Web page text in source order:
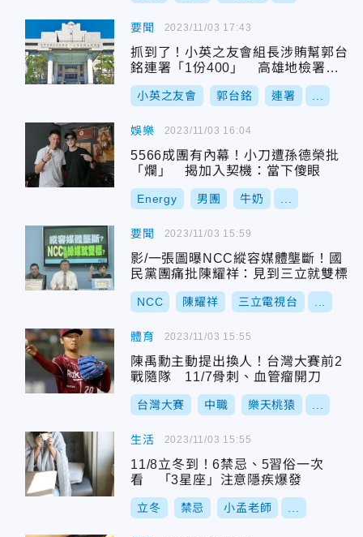
要聞
抓到了！小英之友會組長涉賄幫郭台
銘連署「1份400」 高雄地檢署聲
請羈押獲准
小英之友會 郭台銘 連署
2023/11/03 17:43
娛樂
5566成團有內幕！小刀遭孫德榮批
「爛」 揭加入契機：當下傻眼
Energy 男團 牛奶
2023/11/03 16:04
要聞
影/一張圖曝NCC縱容媒體壟斷！國
民黨團痛批陳耀祥：見到三立就雙標
NCC 陳耀祥 三立電視台
2023/11/03 15:59
體育
陳禹勳主動提出換人！台灣大賽前2
戰隨隊 11/7骨刺、血管瘤開刀
台灣大賽 中職 樂天桃猿
2023/11/03 15:55
生活
11/8立冬到！6禁忌、5習俗一次
看 「3星座」注意隱疾爆發
立冬 禁忌 小孟老師
2023/11/03 15:55